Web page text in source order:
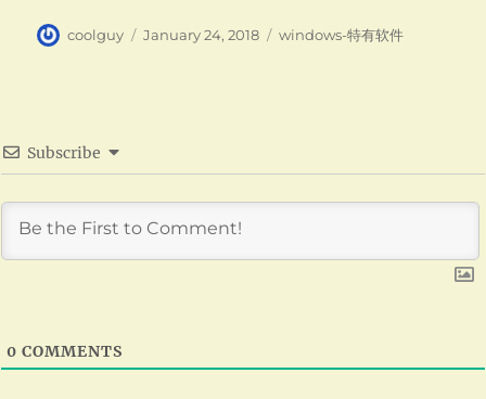
Author
coolguy
Posted
January 24, 2018 Categories
windows-特有软件
Subscribe
0 COMMENTS